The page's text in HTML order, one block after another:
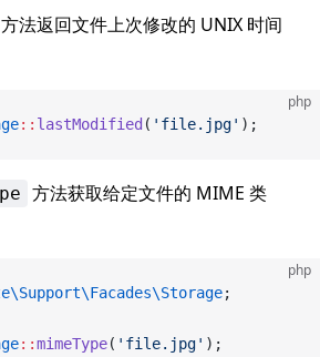
方法返回文件上次修改的 UNIX 时间
php
:: lastModified ( 'file.jpg' );
方法获取给定文件的 MIME 类
php
;
::mimeType( 'file.jpg' );